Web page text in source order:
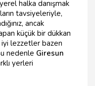
halka danışmak
tavsiyeleriyle,
ancak
küçük bir dükkan
iyi lezzetler bazen
nedenle Giresun
yerleri